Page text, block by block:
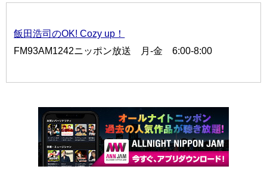
飯田浩司のOK! Cozy up！
FM93AM1242ニッポン放送 月-金 6:00-8:00